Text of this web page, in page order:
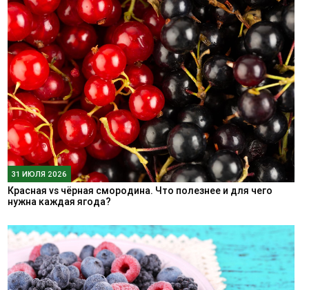
31 ИЮЛЯ 2026
Красная vs чёрная смородина. Что полезнее и для чего
нужна каждая ягода?